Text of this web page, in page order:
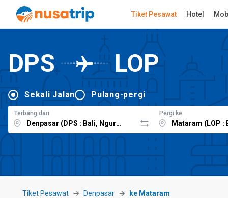
Tiket Pesawat Hotel
DPS LOP
Sekali Jalan Pulang-pergi
Terbang dari Pergi ke
Tiket Pesawat Denpasar ke Mataram